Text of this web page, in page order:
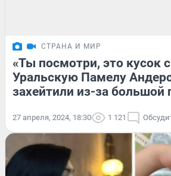
СТРАНА И МИР
«Ты посмотри, это кусок
Уральскую Памелу
захейтили из-за большой
27 апреля, 2024, 18:30 1 121